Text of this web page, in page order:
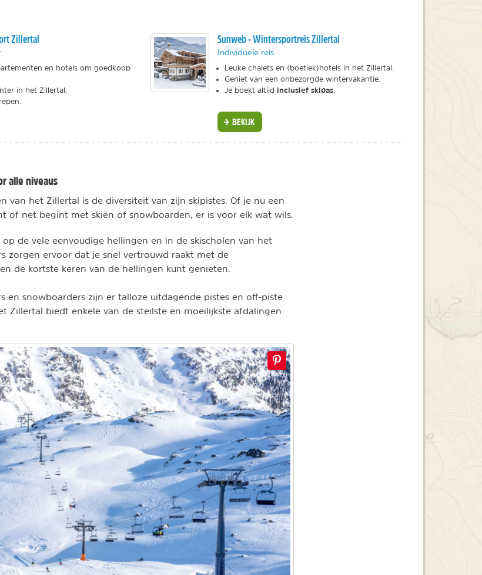
Zillertal
en hotels om goedkoop
in het Zillertal.
Sunweb - Wintersportreis Zillertal
Individuele reis
Leuke chalets en (boetiek)hotels in het Zillertal.
Geniet van een onbezorgde wintervakantie.
Je boekt altijd inclusief skipas.
BEKIJK
alle niveaus
van het Zillertal is de diversiteit van zijn skipistes. Of je nu een
of net begint met skiën of snowboarden, er is voor elk wat wils.
de vele eenvoudige hellingen en in de skischolen van het
zorgen ervoor dat je snel vertrouwd raakt met de
de kortste keren van de hellingen kunt genieten.
en snowboarders zijn er talloze uitdagende pistes en off-piste
Zillertal biedt enkele van de steilste en moeilijkste afdalingen